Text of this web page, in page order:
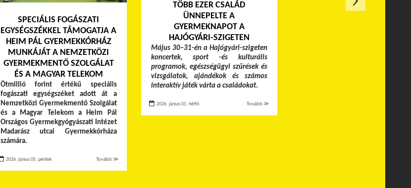
SPECIÁLIS FOGÁSZATI
EGYSÉGSZÉKKEL TÁMOGATJA A
HEIM PÁL GYERMEKKÓRHÁZ
MUNKÁJÁT A NEMZETKÖZI
GYERMEKMENTŐ SZOLGÁLAT
ÉS A MAGYAR TELEKOM
Ötmillió forint értékű speciális
fogászati egységszéket adott át a
Nemzetközi Gyermekmentő Szolgálat
és a Magyar Telekom a Heim Pál
Országos Gyermekgyógyászati Intézet
Madarász utcai Gyermekkórháza
számára.
2026. június 05. péntek Tovább ≫
TÖBB EZER CSALÁD
ÜNNEPELTE A
GYERMEKNAPOT A
HAJÓGYÁRI-SZIGETEN
Május 30–31-én a Hajógyári-szigeten
koncertek, sport -és kulturális
programok, egészségügyi szűrések és
vizsgálatok, ajándékok és számos
interaktív játék várta a családokat.
2026. június 01. hétfő Tovább ≫